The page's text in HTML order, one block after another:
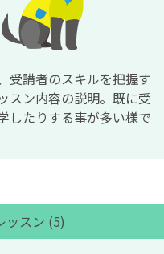
受講者のスキルを把握す
スン内容の説明。既に受
したりする事が多い様で
ッスン (5)